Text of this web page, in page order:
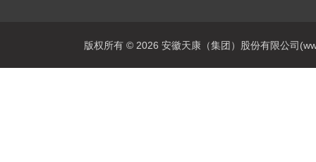
版权所有 © 2026 安徽天康（集团）股份有限公司